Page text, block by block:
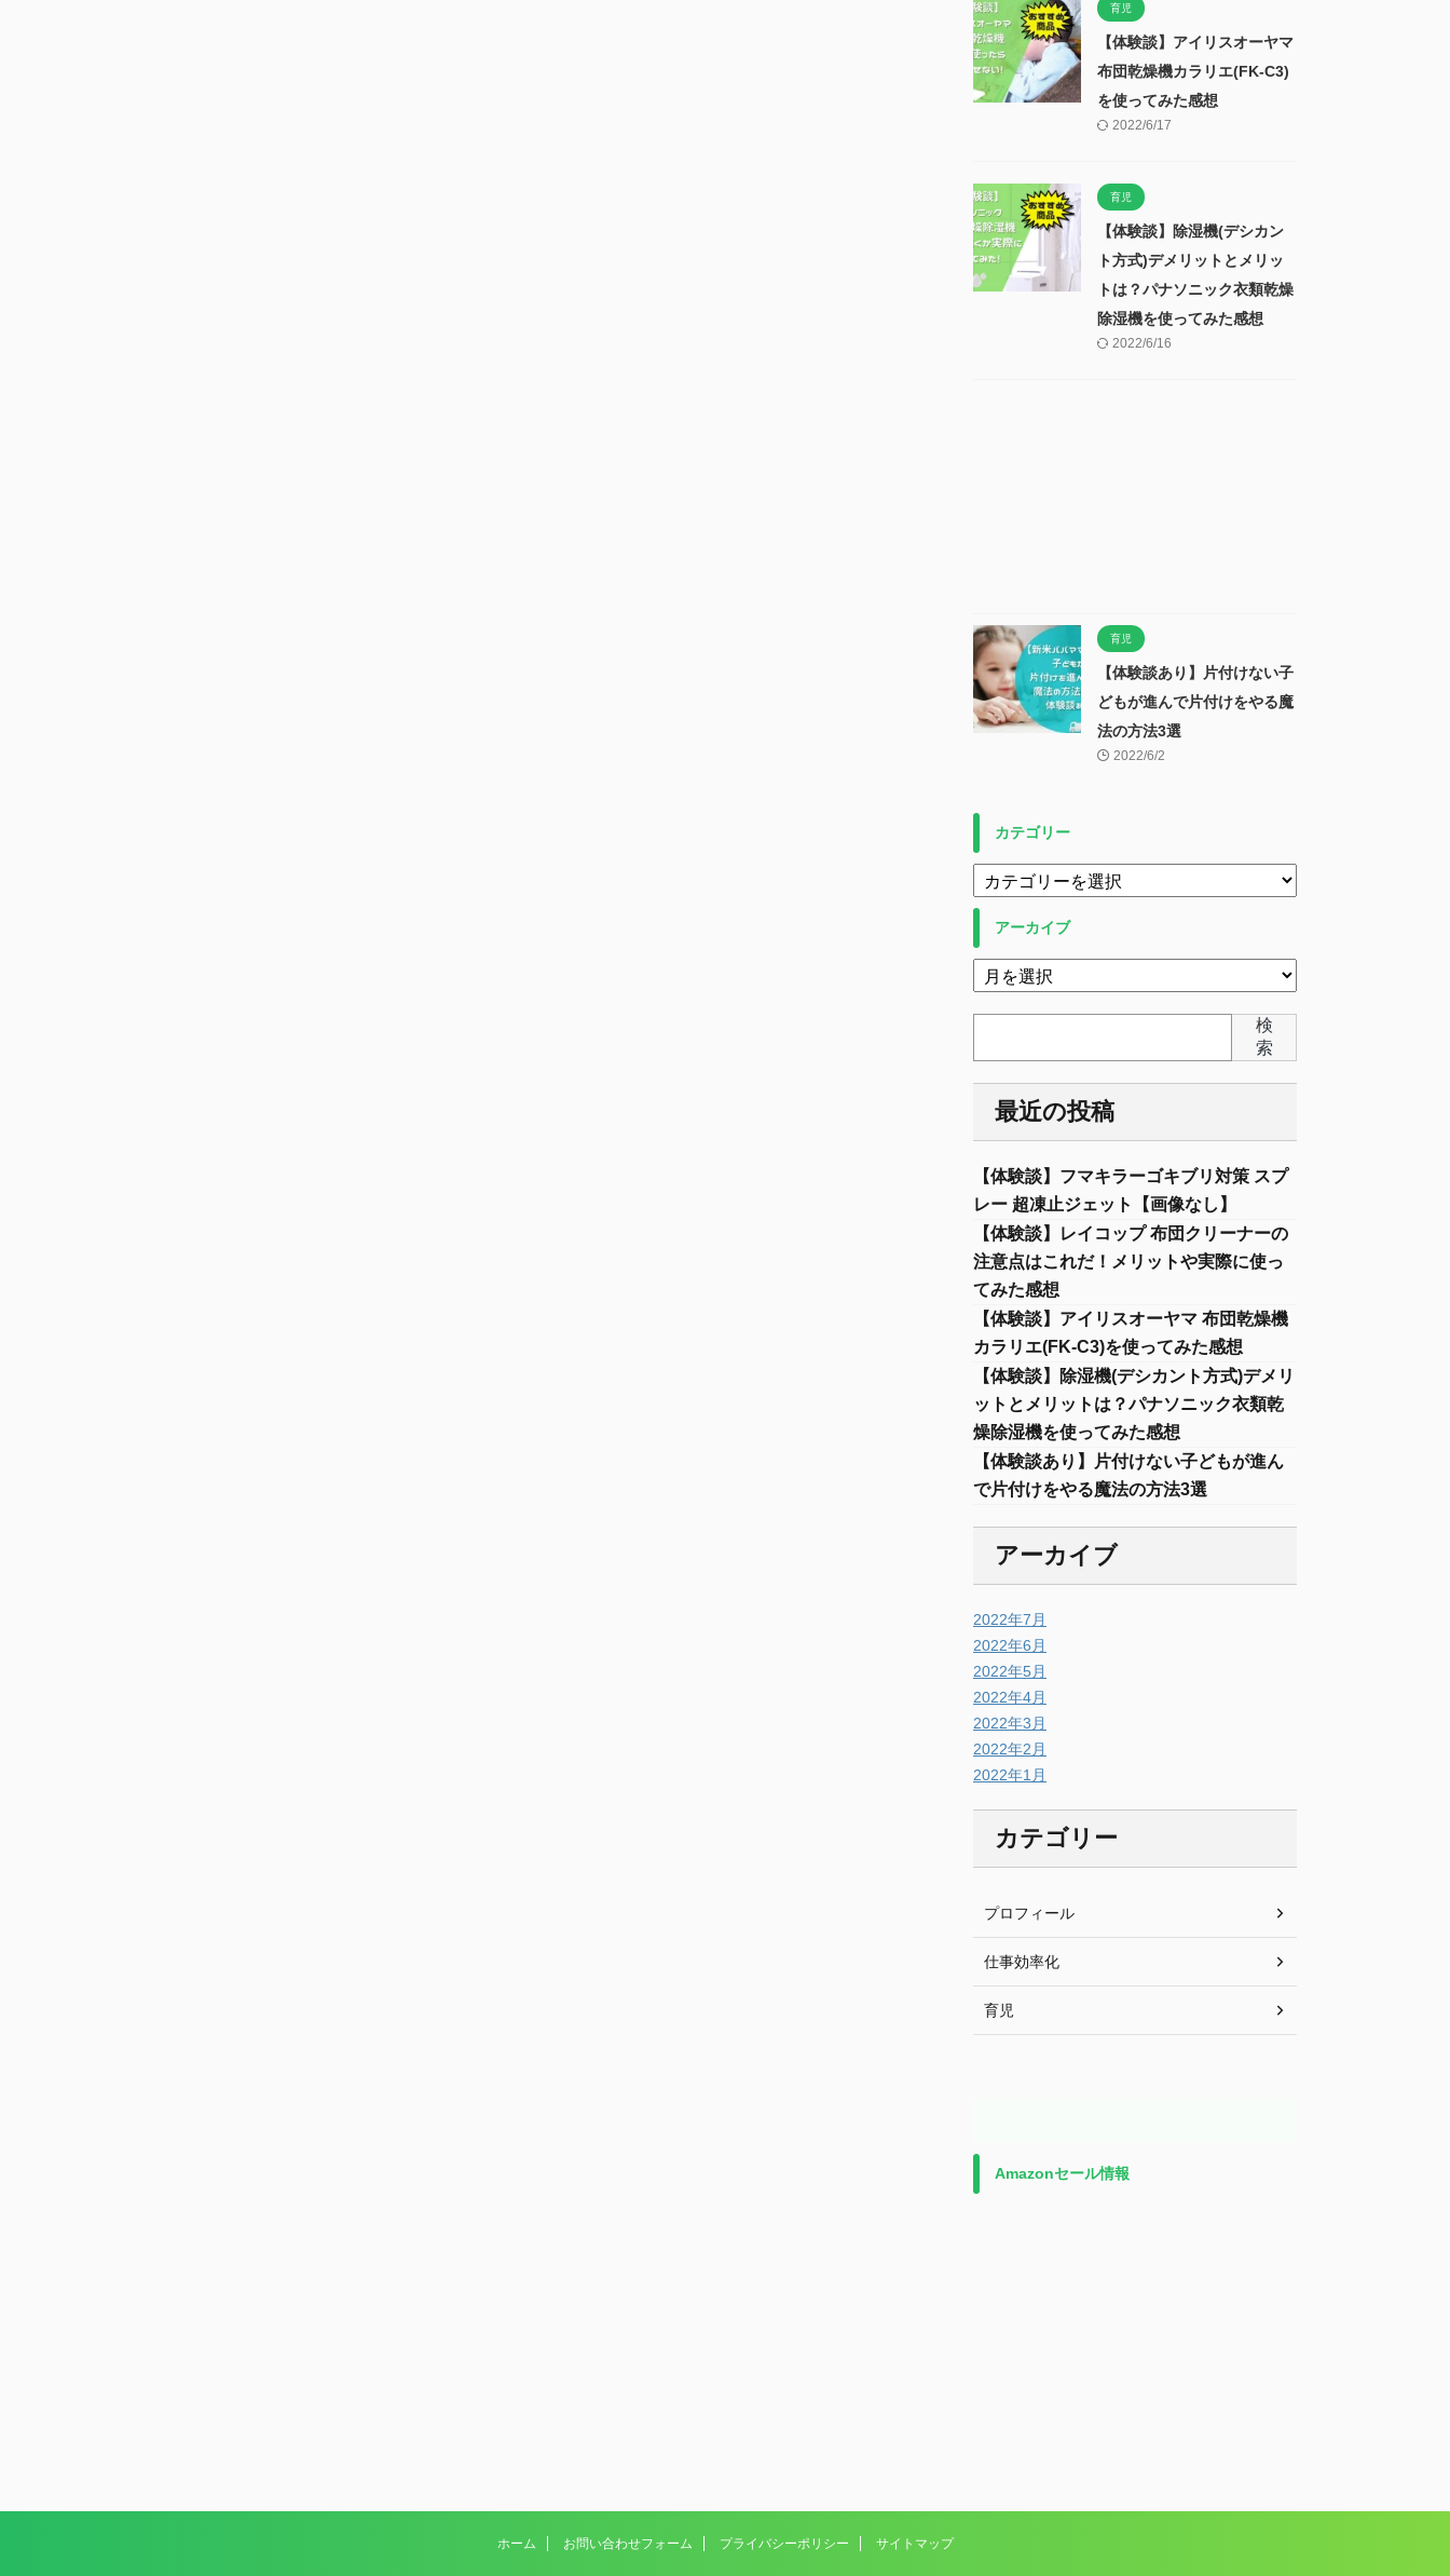
育児
【体験談】アイリスオーヤマ
布団乾燥機カラリエ(FK-C3)
を使ってみた感想
2022/6/17
育児
【体験談】除湿機(デシカン
ト方式)デメリットとメリッ
トは？パナソニック衣類乾燥
除湿機を使ってみた感想
2022/6/16
育児
【体験談あり】片付けない子
どもが進んで片付けをやる魔
法の方法3選
2022/6/2
カテゴリー
アーカイブ
検
索
最近の投稿
【体験談】フマキラーゴキブリ対策 スプ
レー 超凍止ジェット【画像なし】
【体験談】レイコップ 布団クリーナーの
注意点はこれだ！メリットや実際に使っ
てみた感想
【体験談】アイリスオーヤマ 布団乾燥機
カラリエ(FK-C3)を使ってみた感想
【体験談】除湿機(デシカント方式)デメリ
ットとメリットは？パナソニック衣類乾
燥除湿機を使ってみた感想
【体験談あり】片付けない子どもが進ん
で片付けをやる魔法の方法3選
アーカイブ
2022年7月
2022年6月
2022年5月
2022年4月
2022年3月
2022年2月
2022年1月
カテゴリー
プロフィール
仕事効率化
育児
Amazonセール情報
ホーム お問い合わせフォーム プライバシーポリシー サイトマップ